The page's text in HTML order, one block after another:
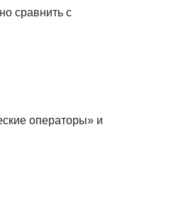
сравнить с
операторы» и